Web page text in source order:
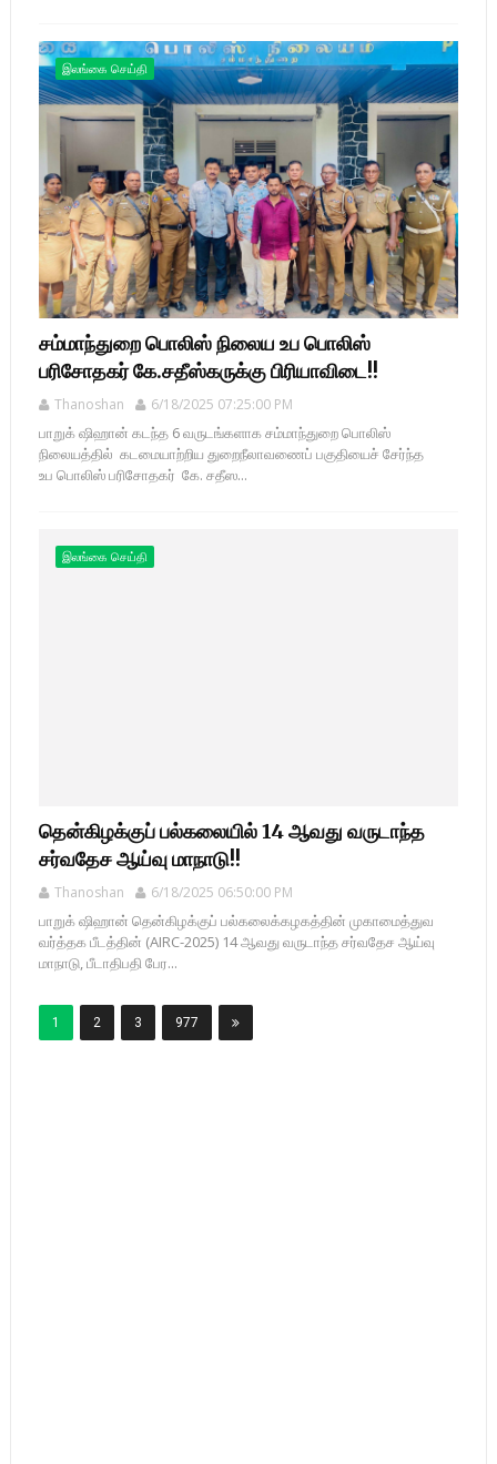
இலங்கை செய்தி
சம்மாந்துறை பொலிஸ் நிலைய உப பொலிஸ்
பரிசோதகர் கே.சதீஸ்கருக்கு பிரியாவிடை!!
Thanoshan 6/18/2025 07:25:00 PM
பாறுக் ஷிஹான் கடந்த 6 வருடங்களாக சம்மாந்துறை பொலிஸ்
நிலையத்தில் கடமையாற்றிய துறைநீலாவணைப் பகுதியைச் சேர்ந்த
உப பொலிஸ் பரிசோதகர் கே. சதீஸ...
இலங்கை செய்தி
தென்கிழக்குப் பல்கலையில் 14 ஆவது வருடாந்த
சர்வதேச ஆய்வு மாநாடு!!
Thanoshan 6/18/2025 06:50:00 PM
பாறுக் ஷிஹான் தென்கிழக்குப் பல்கலைக்கழகத்தின் முகாமைத்துவ
வர்த்தக பீடத்தின் (AIRC-2025) 14 ஆவது வருடாந்த சர்வதேச ஆய்வு
மாநாடு, பீடாதிபதி பேர...
1 2 3 977